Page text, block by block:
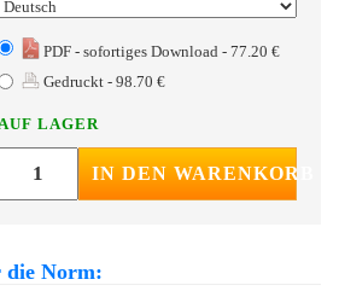
PDF - sofortiges Download - 77.20 €
Gedruckt - 98.70 €
AUF LAGER
IN DEN WARENKORB
die Norm: